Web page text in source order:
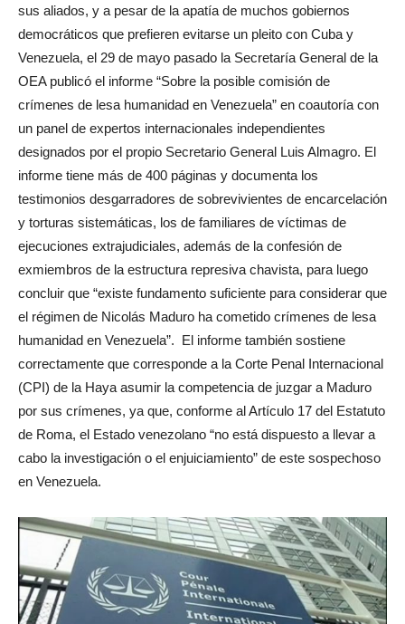
sus aliados, y a pesar de la apatía de muchos gobiernos
democráticos que prefieren evitarse un pleito con Cuba y
Venezuela, el 29 de mayo pasado la Secretaría General de la
OEA publicó el informe “Sobre la posible comisión de
crímenes de lesa humanidad en Venezuela” en coautoría con
un panel de expertos internacionales independientes
designados por el propio Secretario General Luis Almagro. El
informe tiene más de 400 páginas y documenta los
testimonios desgarradores de sobrevivientes de encarcelación
y torturas sistemáticas, los de familiares de víctimas de
ejecuciones extrajudiciales, además de la confesión de
exmiembros de la estructura represiva chavista, para luego
concluir que “existe fundamento suficiente para considerar que
el régimen de Nicolás Maduro ha cometido crímenes de lesa
humanidad en Venezuela”. El informe también sostiene
correctamente que corresponde a la Corte Penal Internacional
(CPI) de la Haya asumir la competencia de juzgar a Maduro
por sus crímenes, ya que, conforme al Artículo 17 del Estatuto
de Roma, el Estado venezolano “no está dispuesto a llevar a
cabo la investigación o el enjuiciamiento” de este sospechoso
en Venezuela.